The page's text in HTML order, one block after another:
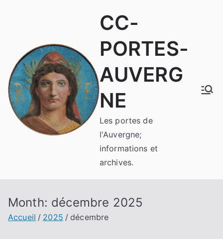
CC-
PORTES-
AUVERG
NE
Les portes de
l'Auvergne;
informations et
archives.
Month: décembre 2025
Accueil 2025 décembre